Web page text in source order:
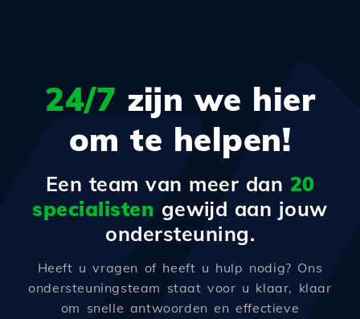
24/7 zijn we hier
om te helpen!
Een team van meer dan 20
specialisten gewijd aan jouw
ondersteuning.
Heeft u vragen of heeft u hulp nodig? Ons
ondersteuningsteam staat voor u klaar, klaar
om snelle antwoorden en effectieve